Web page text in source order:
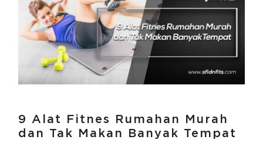
9 Alat Fitnes Rumahan Murah
dan Tak Makan Banyak Tempat